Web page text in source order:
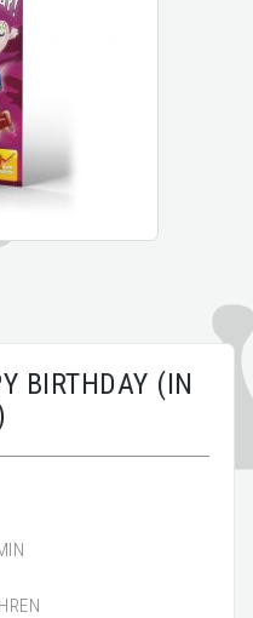
BIRTHDAY (IN